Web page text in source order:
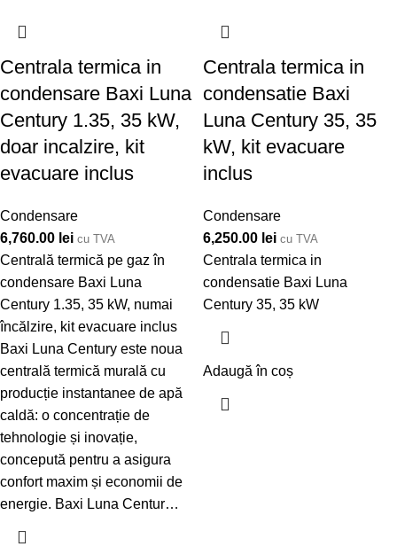
Centrala termica in
condensare Baxi Luna
Century 1.35, 35 kW,
doar incalzire, kit
evacuare inclus
Condensare
6,760.00 lei cu TVA
Centrală termică pe gaz în
condensare Baxi Luna
Century 1.35, 35 kW, numai
încălzire, kit evacuare inclus
Baxi Luna Century este noua
centrală termică murală cu
producție instantanee de apă
caldă: o concentrație de
tehnologie și inovație,
concepută pentru a asigura
confort maxim și economii de
energie. Baxi Luna Centur…
Centrala termica in
condensatie Baxi
Luna Century 35, 35
kW, kit evacuare
inclus
Condensare
6,250.00 lei cu TVA
Centrala termica in
condensatie Baxi Luna
Century 35, 35 kW
Adaugă în coș